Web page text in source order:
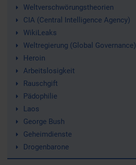
Weltverschwörungstheorien
CIA (Central Intelligence Agency)
WikiLeaks
Weltregierung (Global Governance)
Heroin
Arbeitslosigkeit
Rauschgift
Pädophilie
Laos
George Bush
Geheimdienste
Drogenbarone